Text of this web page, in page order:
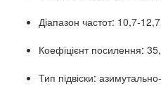
Діапазон частот: 10,7-
Коефіцієнт посилення:
Тип підвіски: